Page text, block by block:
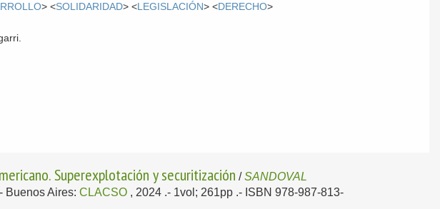
> <SOLIDARIDAD> < LEGISLACIÓN> <DERECHO>
Superexplotación y securitización /SANDOVAL
Buenos Aires:CLACSO , 2024 .- 1vol; 261pp .- ISBN 978-987-813-